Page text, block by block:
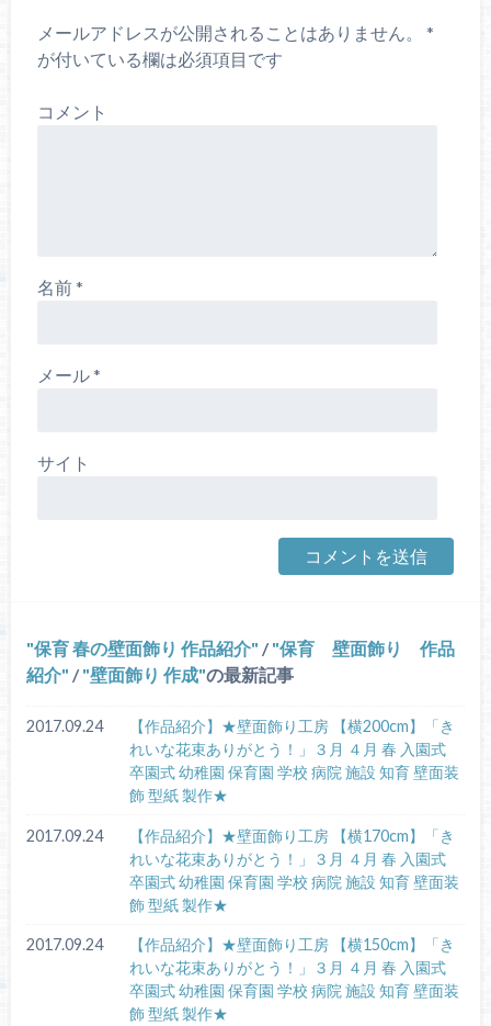
メールアドレスが公開されることはありません。
*
が付いている欄は必須項目です
コメント
名前*
メール*
サイト
保育 春の壁面飾り 作品紹介 / 保育 壁面飾り 作品
紹介 / 壁面飾り 作成 の最新記事
2017.09.24
【作品紹介】★壁面飾り工房 【横200cm】「き
れいな花束ありがとう！」３月 ４月 春 入園式
卒園式 幼稚園 保育園 学校 病院 施設 知育 壁面装
飾 型紙 製作★
2017.09.24
【作品紹介】★壁面飾り工房 【横170cm】「き
れいな花束ありがとう！」３月 ４月 春 入園式
卒園式 幼稚園 保育園 学校 病院 施設 知育 壁面装
飾 型紙 製作★
2017.09.24
【作品紹介】★壁面飾り工房 【横150cm】「き
れいな花束ありがとう！」３月 ４月 春 入園式
卒園式 幼稚園 保育園 学校 病院 施設 知育 壁面装
飾 型紙 製作★